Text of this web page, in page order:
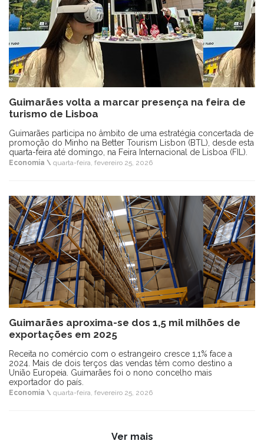
Guimarães volta a marcar presença na feira de
turismo de Lisboa
Guimarães participa no âmbito de uma estratégia concertada de
promoção do Minho na Better Tourism Lisbon (BTL), desde esta
quarta-feira até domingo, na Feira Internacional de Lisboa (FIL).
Economia \ quarta-feira, fevereiro 25, 2026
Guimarães aproxima-se dos 1,5 mil milhões de
exportações em 2025
Receita no comércio com o estrangeiro cresce 1,1% face a
2024. Mais de dois terços das vendas têm como destino a
União Europeia. Guimarães foi o nono concelho mais
exportador do país.
Economia \ quarta-feira, fevereiro 25, 2026
Ver mais